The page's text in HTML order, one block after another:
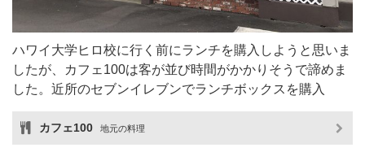
ハワイ大学ヒロ校に行く前にランチを購入しようと思いま
したが、カフェ100は客が並び時間がかかりそうで諦めま
した。近所のセブンイレブンでランチボックスを購入
カフェ100 地元の料理